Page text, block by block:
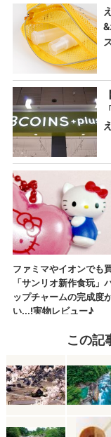
この記